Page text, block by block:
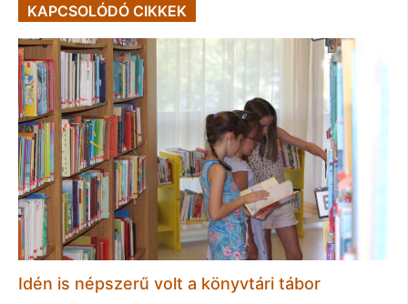
KAPCSOLÓDÓ CIKKEK
Idén is népszerű volt a könyvtári tábor